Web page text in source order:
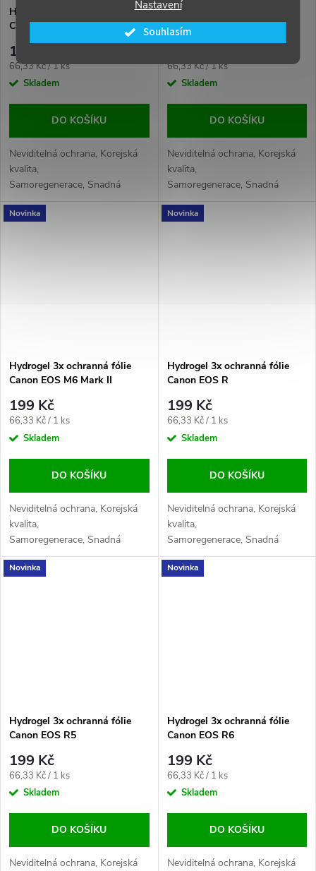
Nastavení
Souhlasím
Hydrogel 3x ochranná fólie
Canon EOS M50
199 Kč
Měrná
cena:
66,33 Kč / 1 ks
Skladem
DO KOŠÍKU
Neviditelná ochrana, Korejská
kvalita,
Samoregenerace, Snadná
citlivost, Odolnost proti
Hydrogel 3x ochranná fólie
Canon EOS M50 Mark II
Měrná
cena:
66,33 Kč / 1 ks
Skladem
DO KOŠÍKU
Neviditelná ochrana, Korejská
kvalita,
Samoregenerace, Snadná
citlivost, Odolnost proti
Novinka
Hydrogel 3x ochranná fólie
Canon EOS M6 Mark II
199 Kč
Měrná
cena:
66,33 Kč / 1 ks
Skladem
DO KOŠÍKU
Neviditelná ochrana, Korejská
kvalita,
Samoregenerace, Snadná
aplikace, Maximální
citlivost, Odolnost proti
Novinka
Hydrogel 3x ochranná fólie
Canon EOS R
199 Kč
Měrná
cena:
66,33 Kč / 1 ks
Skladem
DO KOŠÍKU
Neviditelná ochrana, Korejská
kvalita,
Samoregenerace, Snadná
aplikace, Maximální
citlivost, Odolnost proti
Novinka
Hydrogel 3x ochranná fólie
Canon EOS R5
199 Kč
Měrná
cena:
66,33 Kč / 1 ks
Skladem
DO KOŠÍKU
Neviditelná ochrana, Korejská
Novinka
Hydrogel 3x ochranná fólie
Canon EOS R6
199 Kč
Měrná
cena:
66,33 Kč / 1 ks
Skladem
DO KOŠÍKU
Neviditelná ochrana, Korejská